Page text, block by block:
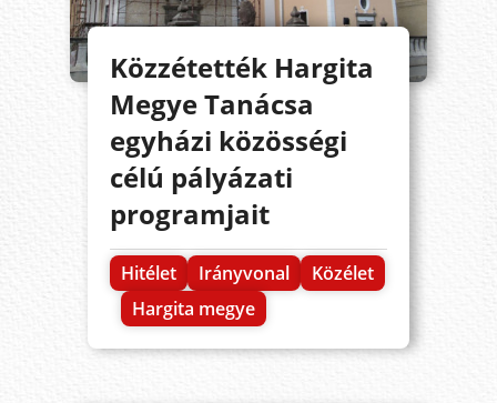
Közzétették Hargita
Megye Tanácsa
egyházi közösségi
célú pályázati
programjait
Hitélet Irányvonal
Közélet
Hargita megye